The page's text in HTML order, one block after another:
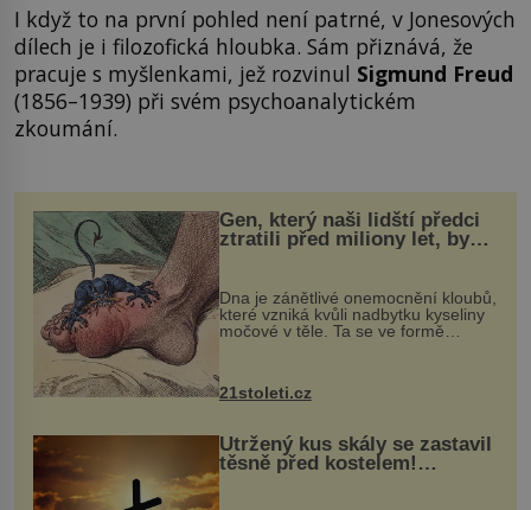
I když to na první pohled není patrné, v Jonesových
dílech je i filozofická hloubka. Sám přiznává, že
pracuje s myšlenkami, jež rozvinul Sigmund Freud
(1856–1939) při svém psychoanalytickém
zkoumání.
Gen, který naši lidští předci
ztratili před miliony let, by
mohl pomoci s léčbou
„nemoci králů“
Dna je zánětlivé onemocnění kloubů,
které vzniká kvůli nadbytku kyseliny
močové v těle. Ta se ve formě
nohou, a způsobuje bole...
21stoleti.cz
Utržený kus skály se zastavil
těsně před kostelem!
Ochránila ho boží síla?